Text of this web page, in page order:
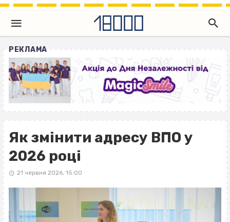
РЕКЛАМА
Як змінити адресу ВПО у
2026 році
21 червня 2026, 15:00